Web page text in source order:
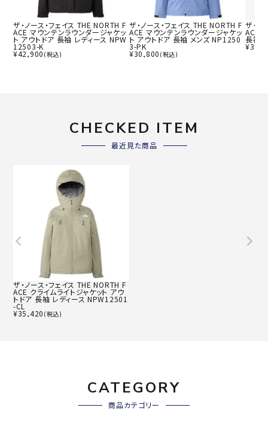
ザ・ノース・フェイス THE NORTH F
ACE マウンテンラウンダージャケッ
ト アウトドア 長袖 レディース NPW
12503-K
¥42,900 (税込)
ザ・ノース・フェイス THE NORTH F
ACE マウンテンラウンダージャケッ
ト アウトドア 長袖 メンズ NP1250
3-PK
¥30,800 (税込)
ザ・ノ
ACE
長袖
¥
CHECKED ITEM
最近見た商品
ザ・ノース・フェイス THE NORTH F
ACE クライムライトジャケット アウ
トドア 長袖 レディース NPW12501
-CL
¥35,420 (税込)
CATEGORY
商品カテゴリー